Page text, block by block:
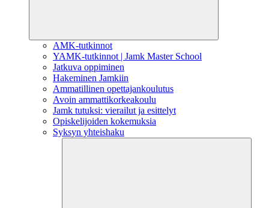
AMK-tutkinnot
YAMK-tutkinnot | Jamk Master School
Jatkuva oppiminen
Hakeminen Jamkiin
Ammatillinen opettajankoulutus
Avoin ammattikorkeakoulu
Jamk tutuksi: vierailut ja esittelyt
Opiskelijoiden kokemuksia
Syksyn yhteishaku